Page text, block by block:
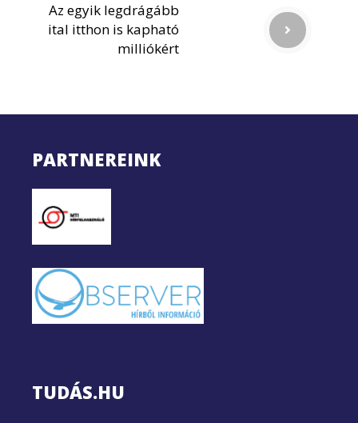
Az egyik legdrágább
ital itthon is kapható
milliókért
PARTNEREINK
TUDÁS.HU